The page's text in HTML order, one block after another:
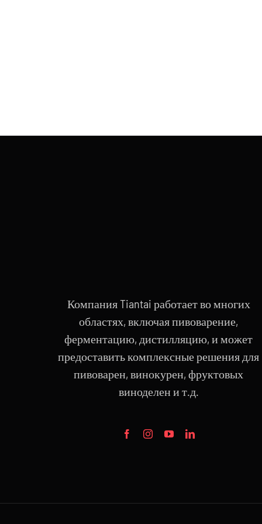
Компания Tiantai работает во многих
областях, включая пивоварение,
ферментацию, дистилляцию, и может
предоставить комплексные решения для
пивоварен, винокурен, фруктовых
виноделен и т.д.